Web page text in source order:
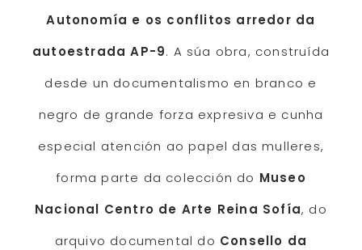
Autonomía e os conflitos arredor da
autoestrada AP-9. A súa obra, construída
desde un documentalismo en branco e
negro de grande forza expresiva e cunha
especial atención ao papel das mulleres,
forma parte da colección do Museo
Nacional Centro de Arte Reina Sofía, do
arquivo documental do Consello da